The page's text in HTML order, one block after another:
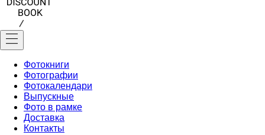
Фотокниги
Фотографии
Фотокалендари
Выпускные
Фото в рамке
Доставка
Контакты